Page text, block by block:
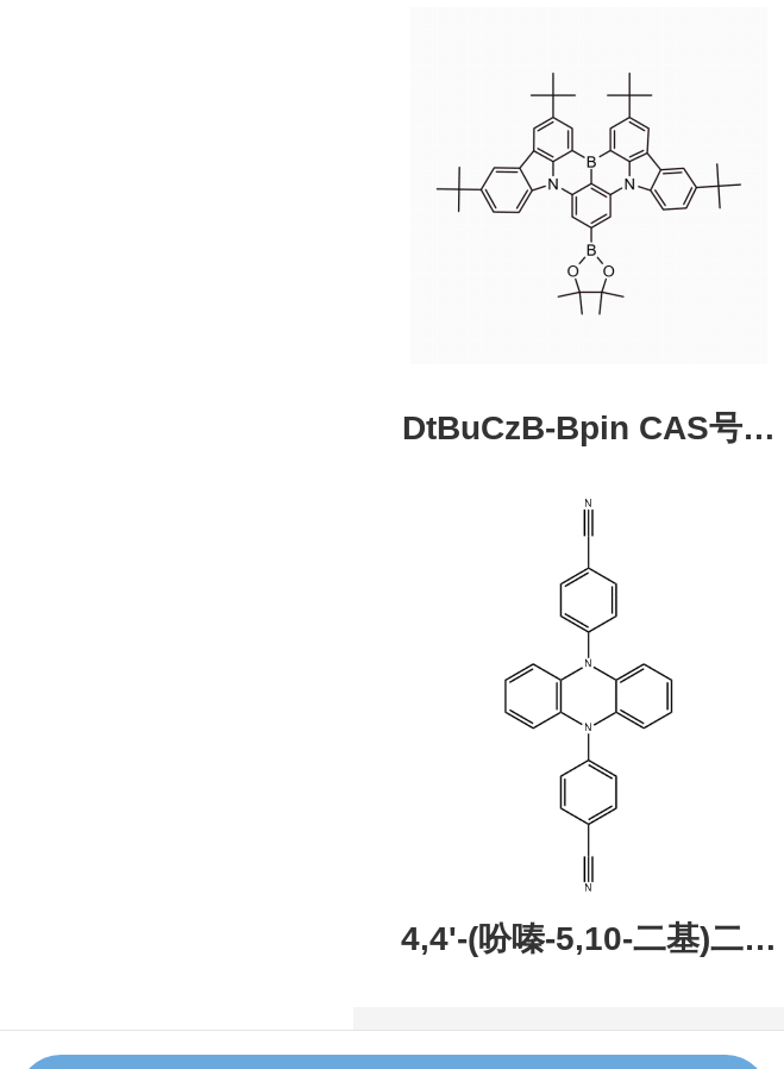
DtBuCzB-Bpin CAS号：
2643331-97-7
4,4'-(吩嗪-5,10-二基)二苯
甲腈，CAS:1638702-80-